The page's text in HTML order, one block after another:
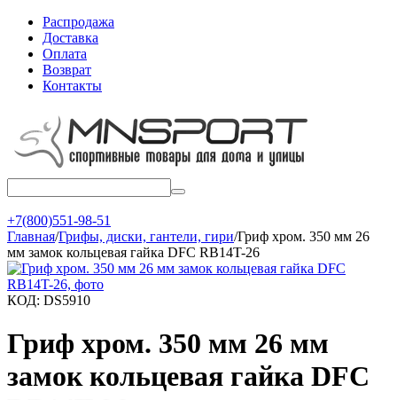
Распродажа
Доставка
Оплата
Возврат
Контакты
+7(800)551-98-51
Главная/Грифы, диски, гантели, гири/Гриф хром. 350 мм 26
мм замок кольцевая гайка DFC RB14T-26
КОД: DS5910
Гриф хром. 350 мм 26 мм
замок кольцевая гайка DFC